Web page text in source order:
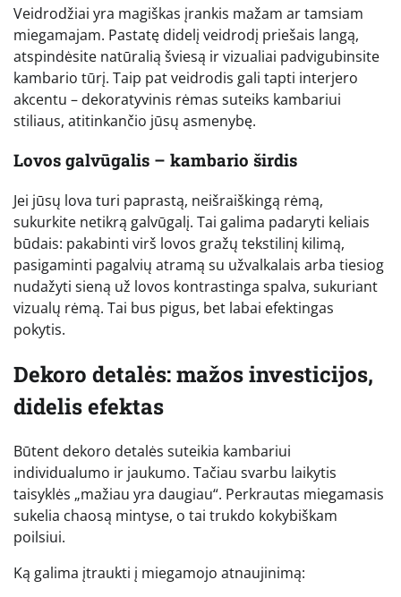
Veidrodžiai yra magiškas įrankis mažam ar tamsiam
miegamajam. Pastatę didelį veidrodį priešais langą,
atspindėsite natūralią šviesą ir vizualiai padvigubinsite
kambario tūrį. Taip pat veidrodis gali tapti interjero
akcentu – dekoratyvinis rėmas suteiks kambariui
stiliaus, atitinkančio jūsų asmenybę.
Lovos galvūgalis – kambario širdis
Jei jūsų lova turi paprastą, neišraiškingą rėmą,
sukurkite netikrą galvūgalį. Tai galima padaryti keliais
būdais: pakabinti virš lovos gražų tekstilinį kilimą,
pasigaminti pagalvių atramą su užvalkalais arba tiesiog
nudažyti sieną už lovos kontrastinga spalva, sukuriant
vizualų rėmą. Tai bus pigus, bet labai efektingas
pokytis.
Dekoro detalės: mažos investicijos,
didelis efektas
Būtent dekoro detalės suteikia kambariui
individualumo ir jaukumo. Tačiau svarbu laikytis
taisyklės „mažiau yra daugiau“. Perkrautas miegamasis
sukelia chaosą mintyse, o tai trukdo kokybiškam
poilsiui.
Ką galima įtraukti į miegamojo atnaujinimą: